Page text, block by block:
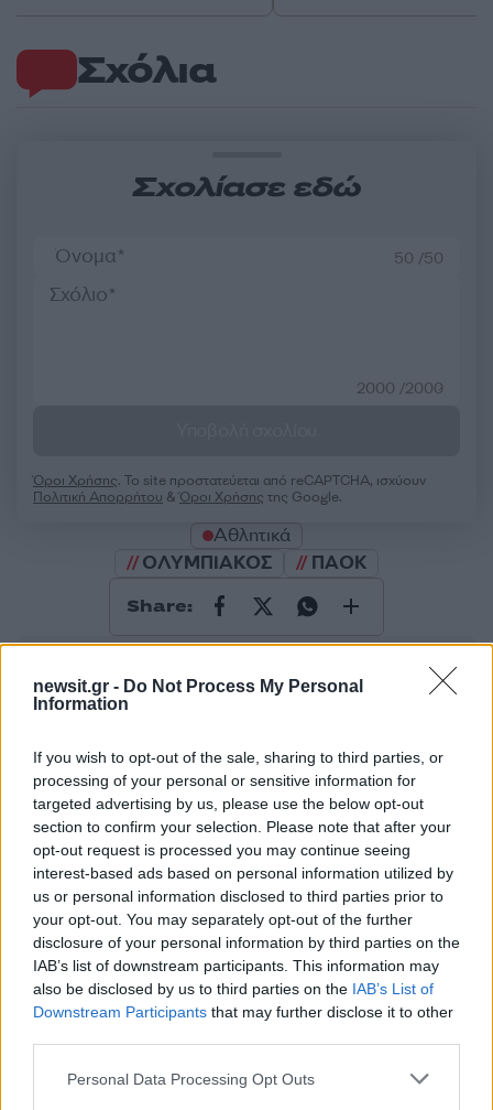
newsit.gr - Do Not Process My Personal
Information
If you wish to opt-out of the sale, sharing to third parties, or
processing of your personal or sensitive information for
targeted advertising by us, please use the below opt-out
section to confirm your selection. Please note that after your
opt-out request is processed you may continue seeing
interest-based ads based on personal information utilized by
us or personal information disclosed to third parties prior to
your opt-out. You may separately opt-out of the further
disclosure of your personal information by third parties on the
IAB’s list of downstream participants. This information may
also be disclosed by us to third parties on the IAB’s List of
Downstream Participants that may further disclose it to other
Please note that this website/app uses one or more Google
Personal Data Processing Opt Outs
Σχόλια
Σχολίασε εδώ
50 /50
2000 /2000
Όροι Χρήσης. Το site προστατεύεται από reCAPTCHA, ισχύουν
Πολιτική Απορρήτου &Όροι Χρήσης της Google.
Αθλητικά
ΟΛΥΜΠΙΑΚΟΣ
ΠΑΟΚ
Share:
ενημερωθείτε πρώτοι για όλη την ειδησεογραφία και τα
τελευταία νέα
Πιο δημοφιλή
1 Κωνσταντίνος Αργυρός και Αλεξάνδρα
Νίκα κάνουν διακοπές με πολυτελές γιοτ
με τα δύο παιδιά τους
2Ελίζαμπεθ Ελέτσι και Νεκτάριος Λεμονίδης
πήγαν στον Άγιο Νεκτάριο Βούλας για να
πάρουν την ευχή για τον γιο τους
3Ηφαίστειο Σαντορίνης: Ένας 15χρονος που
μπορεί να αλλάξει τη χρονολογία της
προϊστορικής έκρηξης